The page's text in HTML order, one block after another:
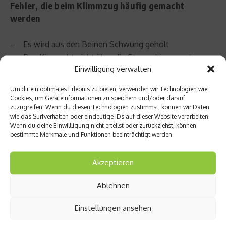
Einwilligung verwalten
Um dir ein optimales Erlebnis zu bieten, verwenden wir Technologien wie
Cookies, um Geräteinformationen zu speichern und/oder darauf
zuzugreifen. Wenn du diesen Technologien zustimmst, können wir Daten
wie das Surfverhalten oder eindeutige IDs auf dieser Website verarbeiten.
Wenn du deine Einwillligung nicht erteilst oder zurückziehst, können
bestimmte Merkmale und Funktionen beeinträchtigt werden.
Akzeptieren
Ablehnen
Einstellungen ansehen
Fehler, die beim Klimmzug häufig gemacht
werden
– Es wird aus den Beinen Schwung geholt
– Das Kinn geht nicht über die Stange hinweg, der
Klimmzug wird also nur halb ausgeführt
Wen unsere Anleitung motiviert hat, der bekommt hier
Tipps, wie man die Anzahl von Klimmzügen steigern
kann.